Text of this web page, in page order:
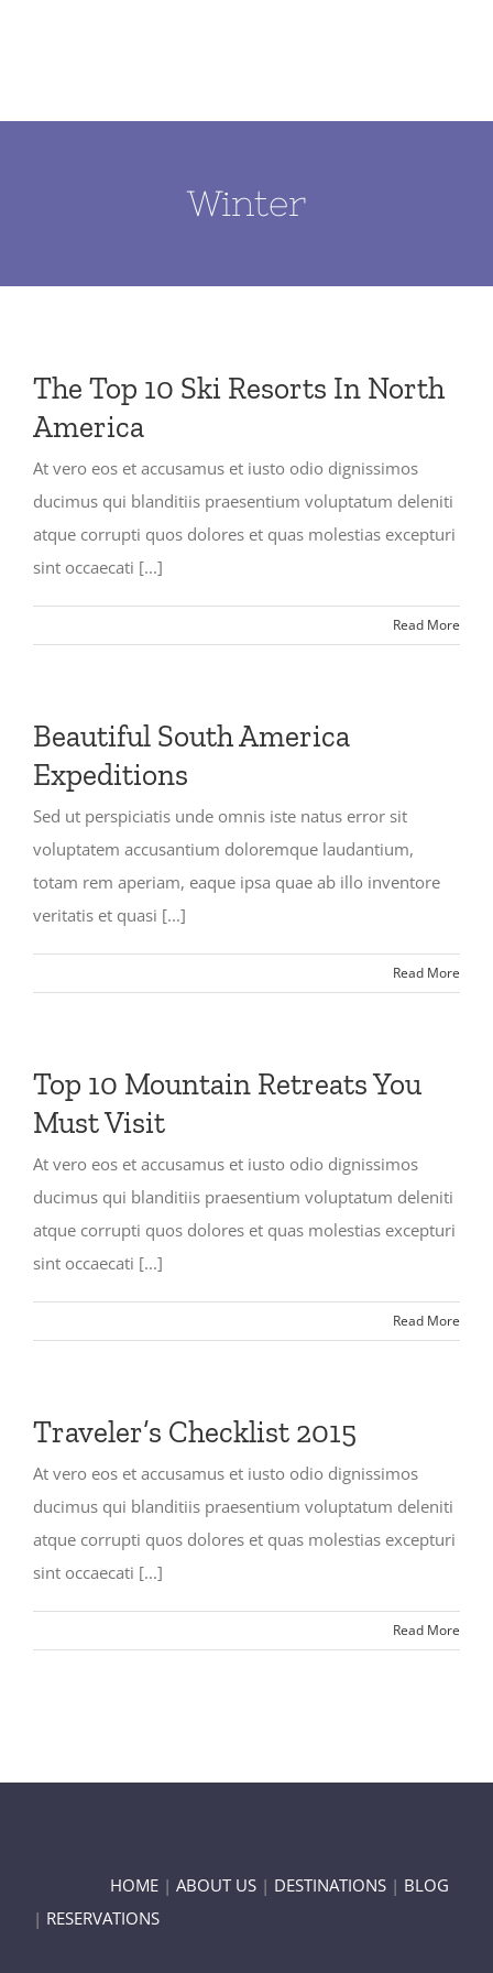
Winter
The Top 10 Ski Resorts In North
America
At vero eos et accusamus et iusto odio dignissimos
ducimus qui blanditiis praesentium voluptatum deleniti
atque corrupti quos dolores et quas molestias excepturi
sint occaecati [...]
Read More
Beautiful South America
Expeditions
Sed ut perspiciatis unde omnis iste natus error sit
voluptatem accusantium doloremque laudantium,
totam rem aperiam, eaque ipsa quae ab illo inventore
veritatis et quasi [...]
Read More
Top 10 Mountain Retreats You
Must Visit
At vero eos et accusamus et iusto odio dignissimos
ducimus qui blanditiis praesentium voluptatum deleniti
atque corrupti quos dolores et quas molestias excepturi
sint occaecati [...]
Read More
Traveler’s Checklist 2015
At vero eos et accusamus et iusto odio dignissimos
ducimus qui blanditiis praesentium voluptatum deleniti
atque corrupti quos dolores et quas molestias excepturi
sint occaecati [...]
Read More
HOME | ABOUT US | DESTINATIONS | BLOG
| RESERVATIONS